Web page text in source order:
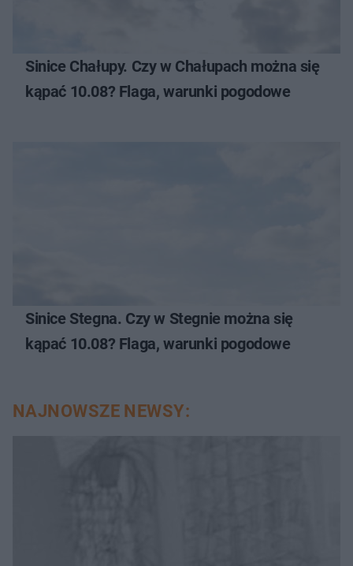
Sinice Chałupy. Czy w Chałupach można się
kąpać 10.08? Flaga, warunki pogodowe
Sinice Stegna. Czy w Stegnie można się
kąpać 10.08? Flaga, warunki pogodowe
NAJNOWSZE NEWSY: